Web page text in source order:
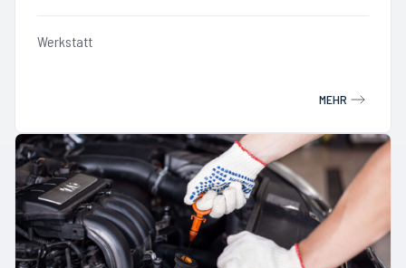
Werkstatt
MEHR